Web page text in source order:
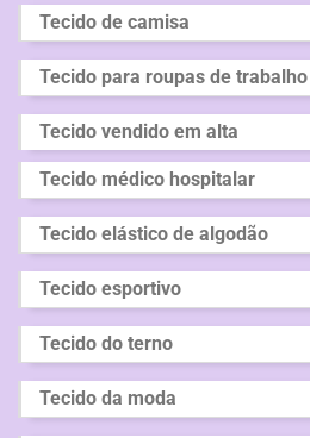
Tecido de camisa
Tecido para roupas de trabalho
Tecido vendido em alta
Tecido médico hospitalar
Tecido elástico de algodão
Tecido esportivo
Tecido do terno
Tecido da moda